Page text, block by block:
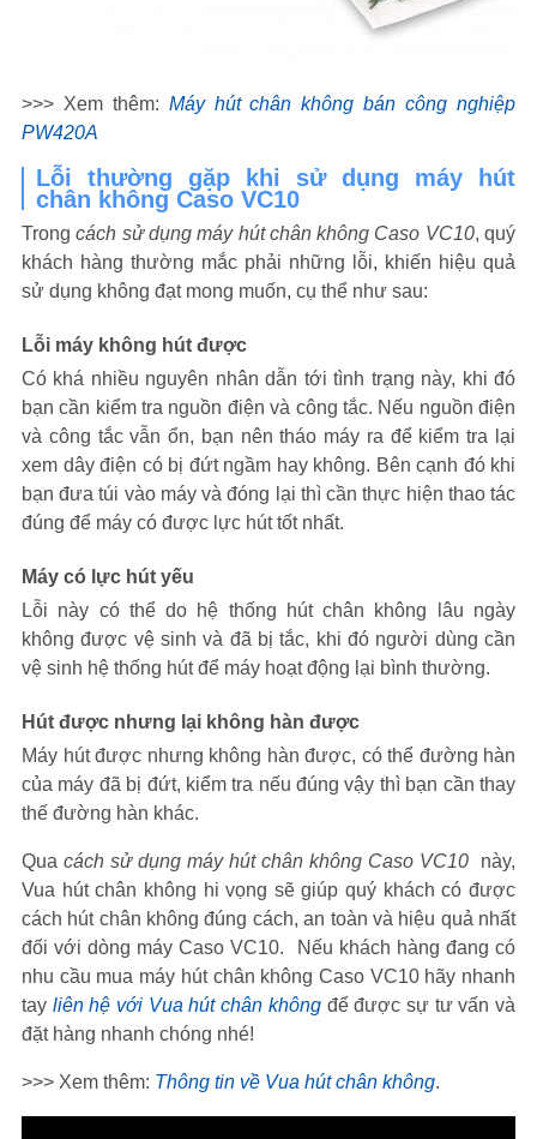
>>> Xem thêm: Máy hút chân không bán công nghiệp
PW420A
Lỗi thường gặp khi sử dụng máy hút
chân không Caso VC10
Trongcách sử dụng máy hút chân không Caso VC10, quý
khách hàng thường mắc phải những lỗi, khiến hiệu quả
sử dụng không đạt mong muốn, cụ thể như sau:
Lỗi máy không hút được
Có khá nhiều nguyên nhân dẫn tới tình trạng này, khi đó
bạn cần kiểm tra nguồn điện và công tắc. Nếu nguồn điện
và công tắc vẫn ổn, bạn nên tháo máy ra để kiểm tra lại
xem dây điện có bị đứt ngầm hay không. Bên cạnh đó khi
bạn đưa túi vào máy và đóng lại thì cần thực hiện thao tác
đúng để máy có được lực hút tốt nhất.
Máy có lực hút yếu
Lỗi này có thể do hệ thống hút chân không lâu ngày
không được vệ sinh và đã bị tắc, khi đó người dùng cần
vệ sinh hệ thống hút để máy hoạt động lại bình thường.
Hút được nhưng lại không hàn được
Máy hút được nhưng không hàn được, có thể đường hàn
của máy đã bị đứt, kiểm tra nếu đúng vậy thì bạn cần thay
thế đường hàn khác.
Qua cách sử dụng máy hút chân không Caso VC10
này,
Vua hút chân không hi vọng sẽ giúp quý khách có được
cách hút chân không đúng cách, an toàn và hiệu quả nhất
đối với dòng máy Caso VC10. Nếu khách hàng đang có
nhu cầu mua máy hút chân không Caso VC10 hãy nhanh
tay liên hệ với Vua hút chân khôngđể được sự tư vấn và
đặt hàng nhanh chóng nhé!
>>> Xem thêm: Thông tin về Vua hút chân không.